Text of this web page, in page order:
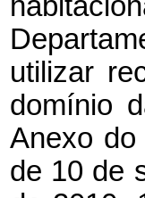
utilizar
domínio
Anexo
de 10 de